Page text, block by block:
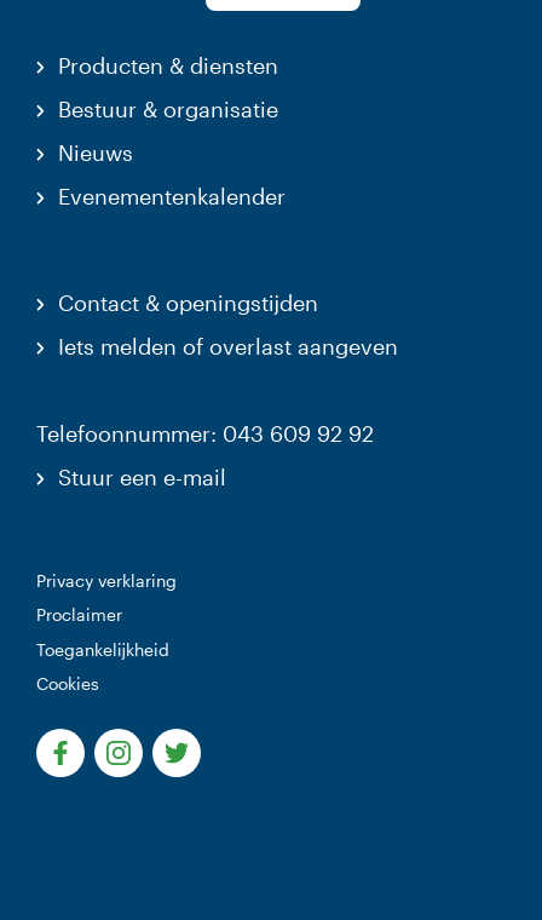
Producten & diensten
Bestuur & organisatie
Nieuws
Evenementenkalender
Contact & openingstijden
Iets melden of overlast aangeven
Telefoonnummer: 043 609 92 92
Stuur een e-mail
Privacy verklaring
Proclaimer
Toegankelijkheid
Cookies
(Deze link gaat naar een externe website)
(Deze link gaat naar een externe website)
(Deze link gaat naar een externe